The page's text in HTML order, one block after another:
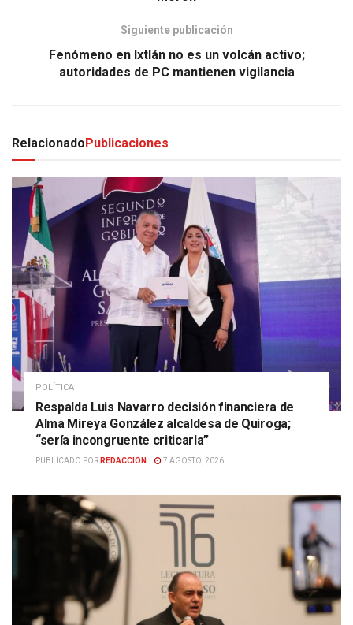
Siguiente publicación
Fenómeno en Ixtlán no es un volcán activo;
autoridades de PC mantienen vigilancia
RelacionadoPublicaciones
POLÍTICA
Respalda Luis Navarro decisión financiera de
Alma Mireya González alcaldesa de Quiroga;
“sería incongruente criticarla”
PUBLICADO POR REDACCIÓN 7 AGOSTO, 2026